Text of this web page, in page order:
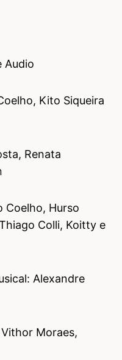
Audio
Kito Siqueira
Renata
Coelho, Hurso
Colli, Koitty e
Alexandre
Moraes,